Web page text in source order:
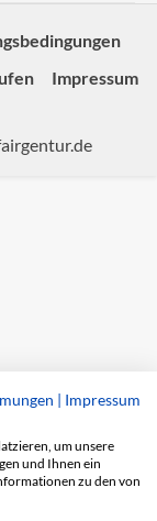
Impressum
| Impressum
um unsere
und Ihnen ein
zu den von